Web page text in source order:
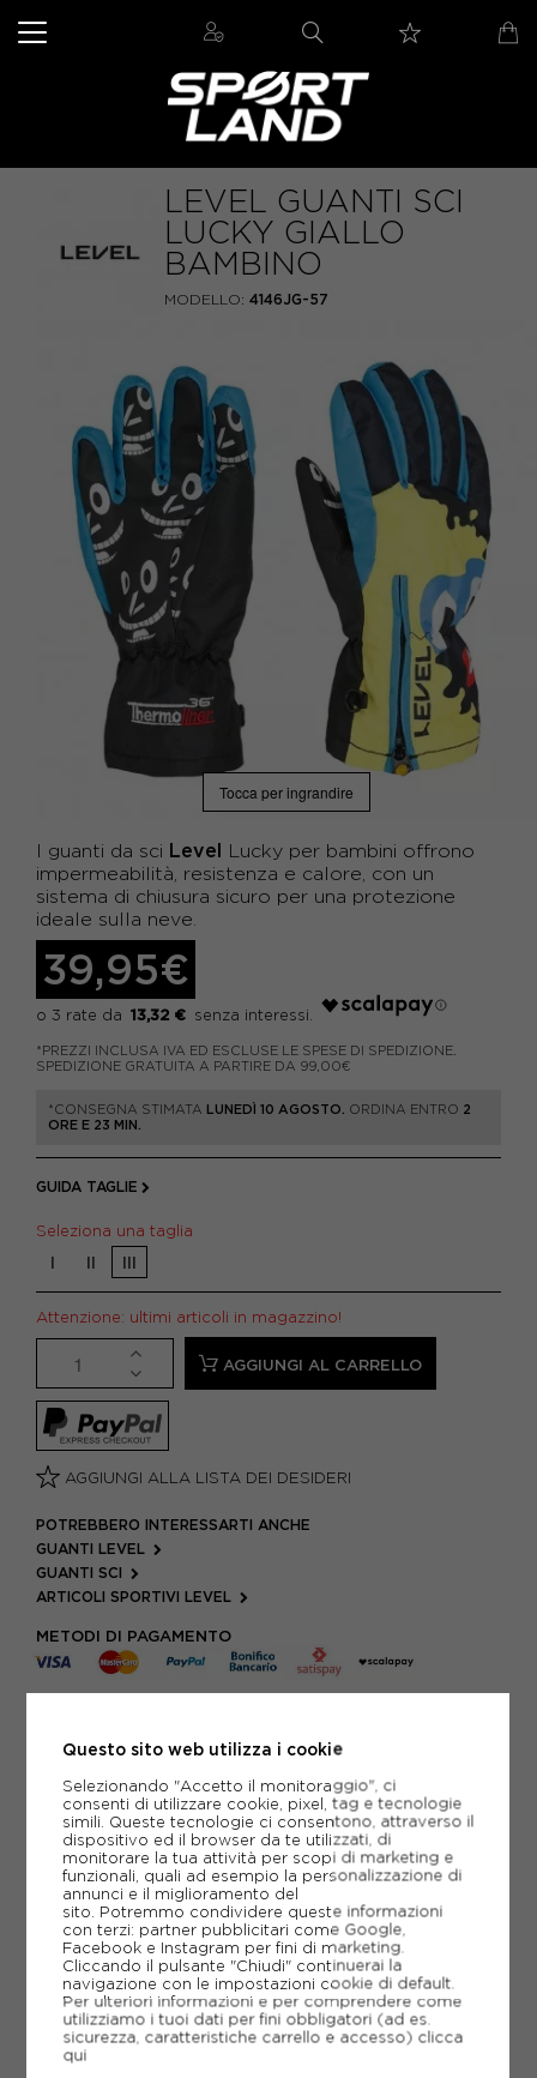
LEVEL GUANTI SCI
LUCKY GIALLO
BAMBINO
MODELLO: 4146JG-57
Tocca per ingrandire
I guanti da sci Level Lucky per bambini offrono
impermeabilità, resistenza e calore, con un
sistema di chiusura sicuro per una protezione
ideale sulla neve.
39,95€
13,32 €
*PREZZI INCLUSA IVA ED ESCLUSE LE SPESE DI SPEDIZIONE.
SPEDIZIONE GRATUITA A PARTIRE DA 99,00€
*CONSEGNA STIMATA LUNEDÌ 10 AGOSTO. ORDINA ENTRO 2
ORE E 23 MIN.
GUIDA TAGLIE
Seleziona una taglia
I II III
Attenzione: ultimi articoli in magazzino!
AGGIUNGI AL CARRELLO
AGGIUNGI ALLA LISTA DEI DESIDERI
POTREBBERO INTERESSARTI ANCHE
GUANTI LEVEL
GUANTI SCI
ARTICOLI SPORTIVI LEVEL
METODI DI PAGAMENTO
SCHEDA TECNICA
GUIDA ALLE TAGLIE
CONSIGLIATI DA NOI
Questo sito web utilizza i cookie
Selezionando "Accetto il monitoraggio", ci
consenti di utilizzare cookie, pixel, tag e tecnologie
simili. Queste tecnologie ci consentono, attraverso il
dispositivo ed il browser da te utilizzati, di
monitorare la tua attività per scopi di marketing e
funzionali, quali ad esempio la personalizzazione di
annunci e il miglioramento del
sito. Potremmo condividere queste informazioni
con terzi: partner pubblicitari come Google,
Facebook e Instagram per fini di marketing.
Cliccando il pulsante "Chiudi" continuerai la
navigazione con le impostazioni cookie di default.
Per ulteriori informazioni e per comprendere come
utilizziamo i tuoi dati per fini obbligatori (ad es.
sicurezza, caratteristiche carrello e accesso) clicca
qui